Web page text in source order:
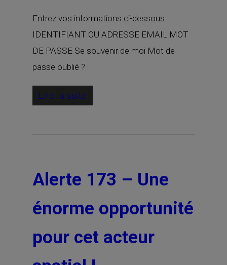
Entrez vos informations ci-dessous.
IDENTIFIANT OU ADRESSE EMAIL MOT
DE PASSE Se souvenir de moi Mot de
passe oublié ?
Lire la suite
Alerte 173 – Une
énorme opportunité
pour cet acteur